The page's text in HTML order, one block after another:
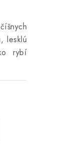
lesklú
rybí